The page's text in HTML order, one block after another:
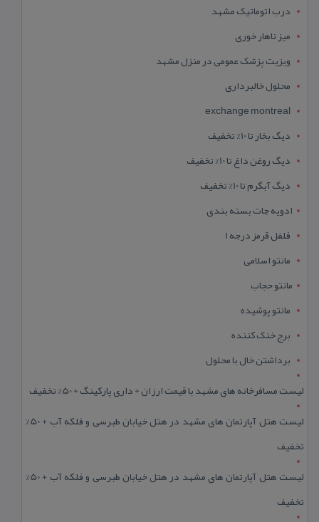
درب اتوماتیک مشهد
میز ناهار خوری
ویزیت پزشک عمومی در منزل مشهد
محلول خالبرداری
exchange montreal
دیگ بخار تا 10% تخفیف
دیگ روغن داغ تا 10% تخفیف
دیگ آبگرم تا 10% تخفیف
ادویه جات بسته بندی
فلفل قرمز درجه 1
مانتو اسلامی
مانتو حجاب
مانتو پوشیده
برج خنک کننده
برداشتن خال با محلول
لیست مسافرخانه های مشهد با قیمت ارزان + داری پارکینگ + 50% تخفیف
لیست هتل آپارتمان های مشهد در هتل خیابان طبرسی و فلکه آب + 50%
تخفیف
لیست هتل آپارتمان های مشهد در هتل خیابان طبرسی و فلکه آب + 50%
تخفیف